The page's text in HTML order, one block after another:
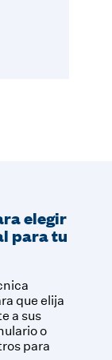
elegir
para tu
que elija
a sus
o
para